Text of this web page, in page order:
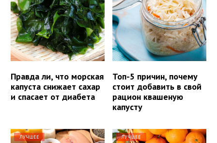
Правда ли, что морская
капуста снижает сахар
и спасает от диабета
Топ-5 причин, почему
стоит добавить в свой
рацион квашеную
капусту
ЛУЧШЕЕ ЛУЧШЕЕ